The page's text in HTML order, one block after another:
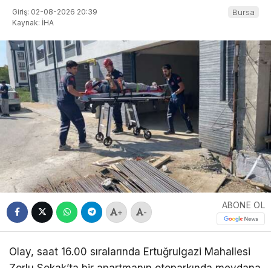
Giriş: 02-08-2026 20:39
Kaynak: İHA
Bursa
+ -
ABONE OL
Olay, saat 16.00 sıralarında Ertuğrulgazi Mahallesi